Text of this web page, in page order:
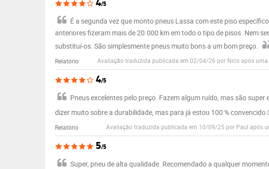
4/5
É a segunda vez que monto pneus Lassa com este piso
anteriores fizeram mais de 20.000 km em todo o tipo de pisos. Nem
substituí-os. São simplesmente pneus muito bons a um bom preço.
Relatório Avaliação traduzida publicada em 02/04/26 por Nico após
4/5
Pneus excelentes pelo preço. Fazem algum ruído, mas são
dizer muito sobre a durabilidade, mas para já estou 100 % convencido
Relatório Avaliação traduzida publicada em 10/09/25 por Paul após
5/5
Super, pneu de alta qualidade. Recomendado a qualquer